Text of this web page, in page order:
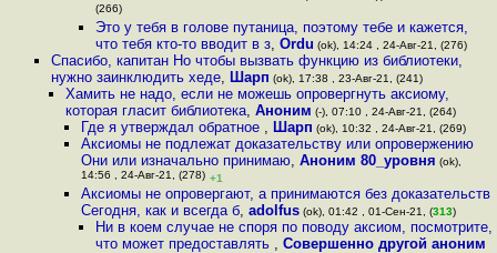
(266)
Это у тебя в голове путаница, поэтому тебе и кажется,
что тебя кто-то вводит в з, Ordu (ok), 14:24 , 24-Авг-21, (276)
Спасибо, капитан Но чтобы вызвать функцию из библиотеки,
нужно заинклюдить хеде, Шарп (ok), 17:38 , 23-Авг-21, (241)
Хамить не надо, если не можешь опровергнуть аксиому,
которая гласит библиотека,Аноним (-), 07:10 , 24-Авг-21, (264)
Где я утверждал обратное , Шарп (ok), 10:32 , 24-Авг-21, (269)
Аксиомы не подлежат доказательству или опровержению
Они или изначально принимаю, Аноним 80_уровня (ok),
14:56 , 24-Авг-21, (278) +1
Аксиомы не опровергают, а принимаются без доказательств
Сегодня, как и всегда б, adolfus(ok), 01:42 , 01-Сен-21, (313)
Ни в коем случае не споря по поводу аксиом, посмотрите,
что может предоставлять , Совершенно другой аноним